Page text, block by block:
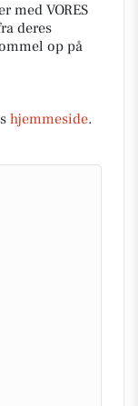
med VORES
deres
op på
hjemmeside.